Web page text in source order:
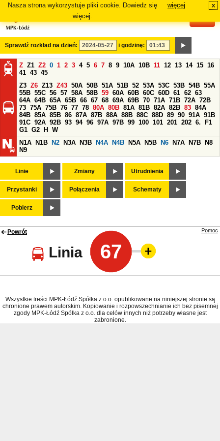
Nasza strona wykorzystuje pliki cookie. Dowiedz się
więcej.
więcej x
Sprawdź rozkład na dzień: i godzinę:
Z Z1 Z2 0 1 2 3 4 5 6 7 8 9 10A 10B 11 12 13 14 15 16
41 43 45
Z3 Z6 Z13 Z43 50A 50B 51A 51B 52 53A 53C 53B 54B 55A
55B 55C 56 57 58A 58B 59 60A 60B 60C 60D 61 62 63
64A 64B 65A 65B 66 67 68 69A 69B 70 71A 71B 72A 72B
73 75A 75B 76 77 78 80A 80B 81A 81B 82A 82B 83 84A
84B 85A 85B 86 87A 87B 88A 88B 88C 88D 89 90 91A 91B
91C 92A 92B 93 94 96 97A 97B 99 100 101 201 202 6.
F1
G1 G2 H
W
N1A
N1B N2 N3A N3B N4A N4B N5A N5B N6 N7A N7B
N8
N9
Linie Zmiany Utrudnienia
Przystanki Połączenia Schematy
Pobierz
Powrót
Linia 67
Pomoc
Wszystkie treści MPK-Łódź Spółka z o.o. opublikowane na niniejszej stronie są
chronione prawem autorskim. Kopiowanie i rozpowszechnianie ich bez pisemnej
zgody MPK-Łódź Spółka z o.o. dla celów innych niż potrzeby własne jest
zabronione.